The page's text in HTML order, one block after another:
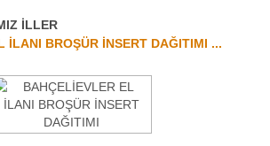
İLLER
İLANI BROŞÜR İNSERT DAĞITIMI ...